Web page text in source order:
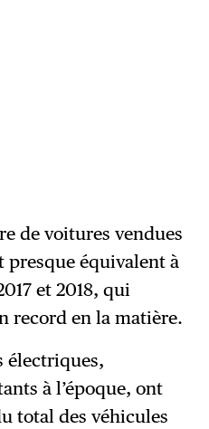
de voitures vendues
presque équivalent à
et 2018, qui
record en la matière.
électriques,
à l’époque, ont
total des véhicules